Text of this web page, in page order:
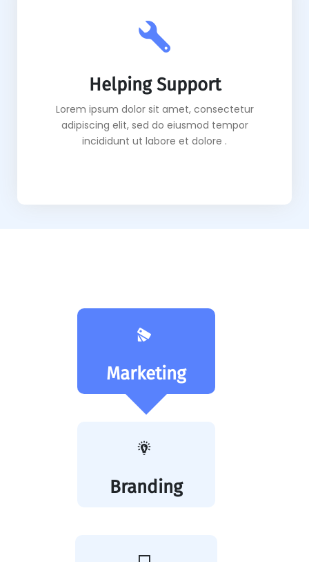
Helping Support
Lorem ipsum dolor sit amet, consectetur
adipiscing elit, sed do eiusmod tempor
incididunt ut labore et dolore .
Marketing
Branding